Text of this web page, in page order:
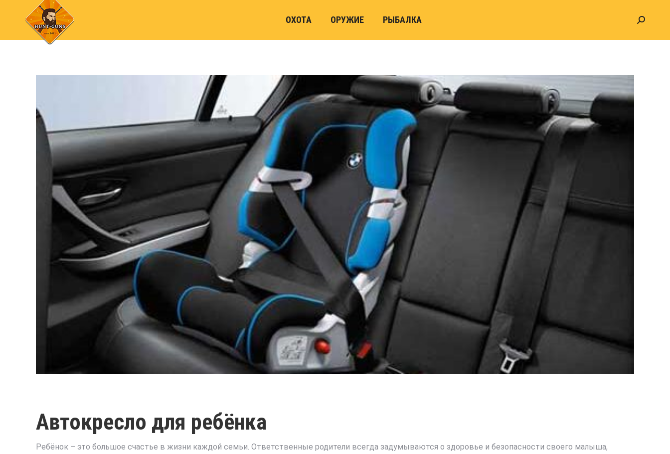
ОХОТА ОРУЖИЕ РЫБАЛКА Search:
Автокресло для ребёнка
Ребёнок – это большое счастье в жизни каждой семьи. Ответственные родители всегда задумываются о здоровье и безопасности своего малыша,